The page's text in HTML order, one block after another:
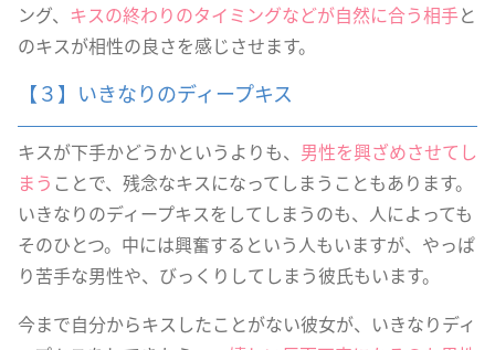
ング、 キスの終わりのタイミングなどが自然に合う相手と
のキスが相性の良さを感じさせます。
【３】いきなりのディープキス
キスが下手かどうかというよりも、 男性を興ざめさせてし
まう ことで、残念なキスになってしまうこともあります。
いきなりのディープキスをしてしまうのも、人によっても
そのひとつ。中には興奮するという人もいますが、やっぱ
り苦手な男性や、びっくりしてしまう彼氏もいます。
今まで自分からキスしたことがない彼女が、いきなりディ